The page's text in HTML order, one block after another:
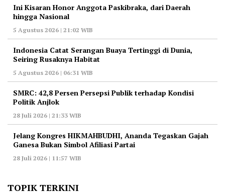
Ini Kisaran Honor Anggota Paskibraka, dari Daerah
hingga Nasional
5 Agustus 2026 | 21:02 WIB
Indonesia Catat Serangan Buaya Tertinggi di Dunia,
Seiring Rusaknya Habitat
5 Agustus 2026 | 06:31 WIB
‎SMRC: 42,8 Persen Persepsi Publik terhadap Kondisi
Politik Anjlok
28 Juli 2026 | 21:33 WIB
‎Jelang Kongres HIKMAHBUDHI, Ananda Tegaskan Gajah
Ganesa Bukan Simbol Afiliasi Partai
28 Juli 2026 | 11:57 WIB
TOPIK TERKINI